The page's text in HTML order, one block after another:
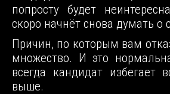
попросту будет
скоро начнёт снова думать о
Причин, по которым вам
множество. И это
всегда кандидат избегает
выше.